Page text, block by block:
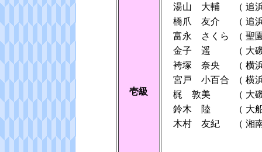
壱級
湯山 大輔
（ 追
橋爪 友介
（ 追
富永 さくら
（ 聖
金子 遥
（ 大
袴塚 奈央
（ 横
宮戸 小百合
（ 横
梶 敦美
（ 大
鈴木 陸
（ 大
木村 友紀
（ 湘